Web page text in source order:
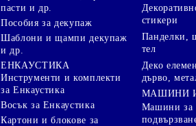
пасти и др.
Пособия за декупаж
Шаблони и щампи декупаж
и др.
ЕНКАУСТИКА
Инструменти и комплекти
за Енкаустика
Восък за Енкаустика
Картони и блокове за
стикери
Панделки,
тел
Деко
дърво,
МАШИНИ
Машини за